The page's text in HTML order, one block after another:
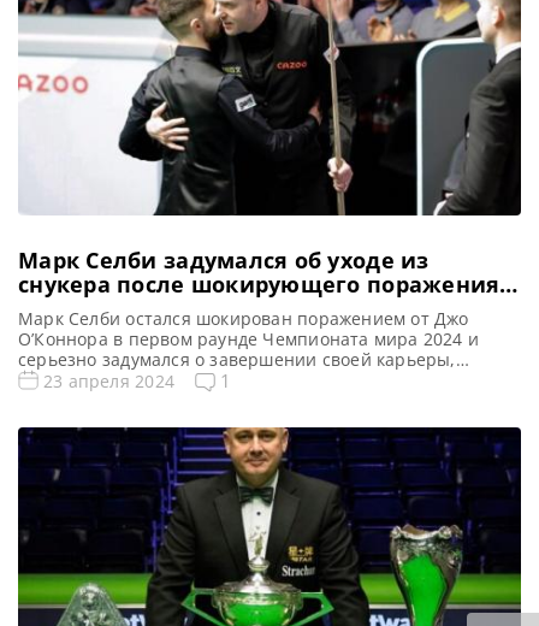
Марк Селби задумался об уходе из
снукера после шокирующего поражения
от О’Коннора
Марк Селби остался шокирован поражением от Джо
О’Коннора в первом раунде Чемпионата мира 2024 и
серьезно задумался о завершении своей карьеры,
сообщает WST. Все новости и результаты Чемпионата
сетка Расписание трансляций Чемпионата Мира 2024
Голосования и опросы Чемпионат Мира 2024 Видео
Чемпионата Мира […]
23 апреля 2024 1